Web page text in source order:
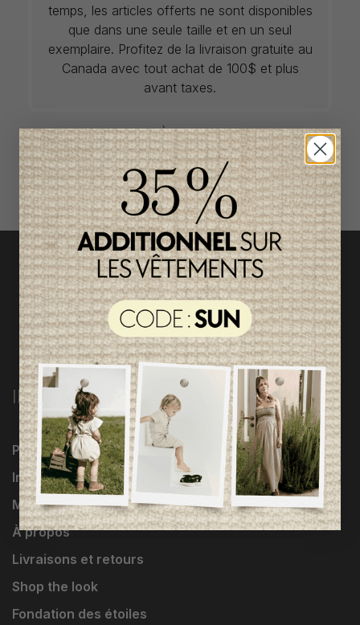
temps, les articles offerts ne sont disponibles
que dans une seule taille et en un seul
exemplaire. Profitez de la livraison gratuite au
Canada avec tout achat de 100$ et plus
avant taxes.
ACCÈS RAPIDE
magasinez par catégorie
INFORMATIONS
Programme Loyauté
Influenceuses
Marques
À propos
Livraisons et retours
Shop the look
Fondation des étoiles